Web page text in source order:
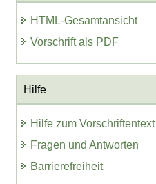
HTML-Gesamtansicht
Vorschrift als PDF
Hilfe
Hilfe zum Vorschriftentext
Fragen und Antworten
Barrierefreiheit